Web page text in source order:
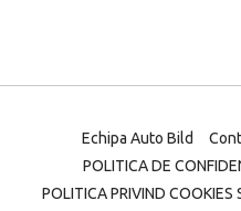
Echipa Auto Bild
POLITICA DE
POLITICA PRIVIND COOKIES